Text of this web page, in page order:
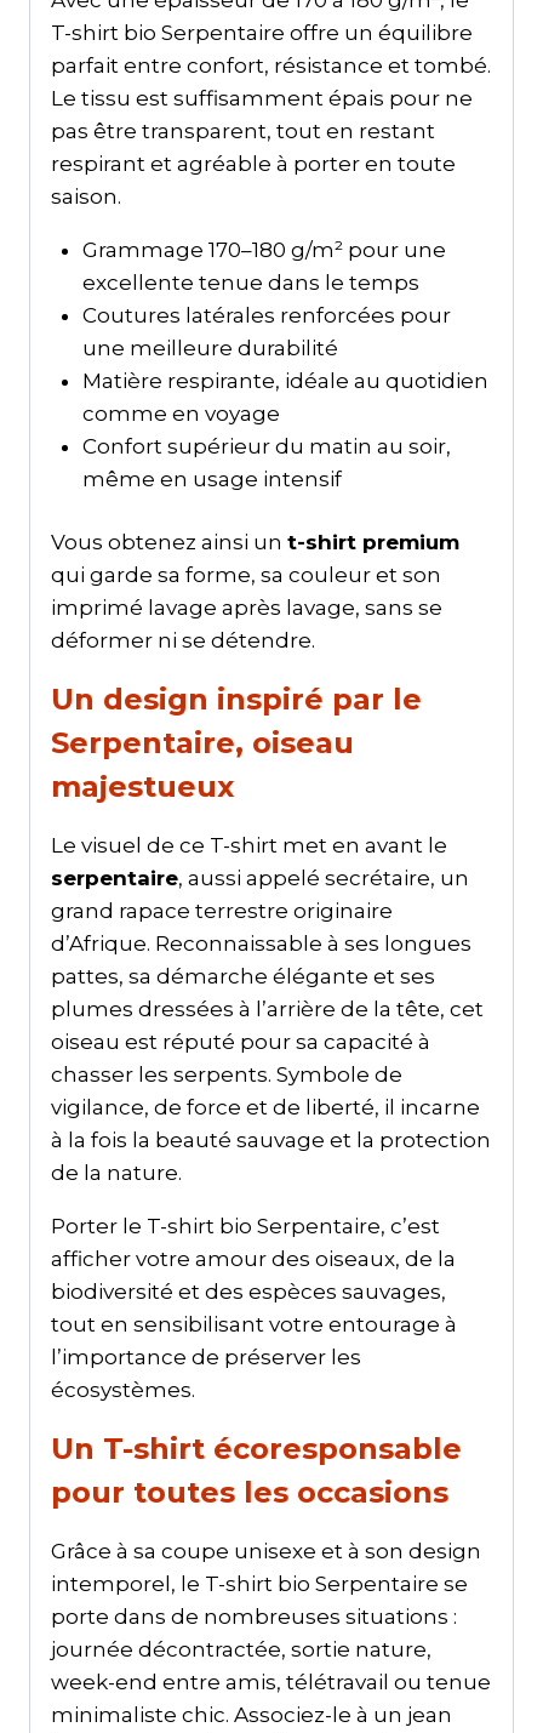
T-shirt bio Serpentaire offre un équilibre
parfait entre confort, résistance et tombé.
Le tissu est suffisamment épais pour ne
pas être transparent, tout en restant
respirant et agréable à porter en toute
saison.
Grammage 170–180 g/m² pour une
excellente tenue dans le temps
Coutures latérales renforcées pour
une meilleure durabilité
Matière respirante, idéale au quotidien
comme en voyage
Confort supérieur du matin au soir,
même en usage intensif
Vous obtenez ainsi un t-shirt premium
qui garde sa forme, sa couleur et son
imprimé lavage après lavage, sans se
déformer ni se détendre.
Un design inspiré par le
Serpentaire, oiseau
majestueux
Le visuel de ce T-shirt met en avant le
serpentaire, aussi appelé secrétaire, un
grand rapace terrestre originaire
d’Afrique. Reconnaissable à ses longues
pattes, sa démarche élégante et ses
plumes dressées à l’arrière de la tête, cet
oiseau est réputé pour sa capacité à
chasser les serpents. Symbole de
vigilance, de force et de liberté, il incarne
à la fois la beauté sauvage et la protection
de la nature.
Porter le T-shirt bio Serpentaire, c’est
afficher votre amour des oiseaux, de la
biodiversité et des espèces sauvages,
tout en sensibilisant votre entourage à
l’importance de préserver les
écosystèmes.
Un T-shirt écoresponsable
pour toutes les occasions
Grâce à sa coupe unisexe et à son design
intemporel, le T-shirt bio Serpentaire se
porte dans de nombreuses situations :
journée décontractée, sortie nature,
week-end entre amis, télétravail ou tenue
minimaliste chic. Associez-le à un jean